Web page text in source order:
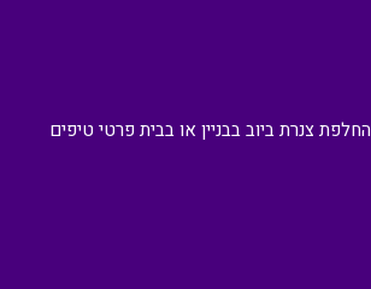
החלפת צנרת ביוב בבניין או בבית פרטי טיפים